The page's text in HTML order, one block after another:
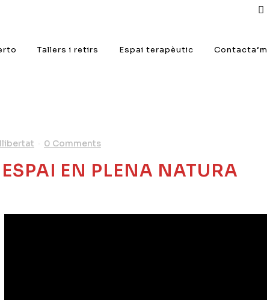
Tallers i retirs Espai terapèutic Contacta’m
0 Comments
EN PLENA NATURA